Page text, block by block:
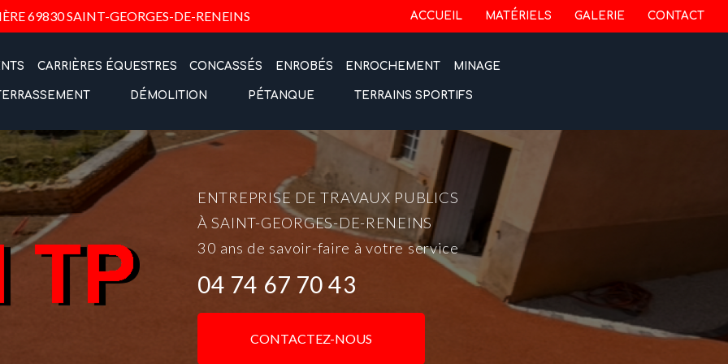
69830 SAINT-GEORGES-DE-RENEINS Navigation secondaire
ACCUEIL MATÉRIELS GALERIE CONTACT
CARRIÈRES ÉQUESTRES CONCASSÉS ENROBÉS ENROCHEMENT MINAGE
DÉMOLITION PÉTANQUE TERRAINS SPORTIFS
ENTREPRISE DE TRAVAUX PUBLICS
À SAINT-GEORGES-DE-RENEINS
30 ans de savoir-faire à votre service
04 74 67 70 43
CONTACTEZ-NOUS